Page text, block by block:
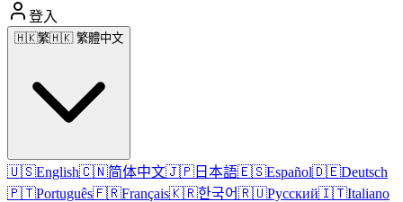
登入
🇭🇰繁🇭🇰 繁體中文
🇺🇸English🇨🇳简体中文🇯🇵 日本語🇪🇸Español🇩🇪Deutsch
🇵🇹Português🇫🇷Français🇰🇷한국어🇷🇺Русский🇮🇹Italiano